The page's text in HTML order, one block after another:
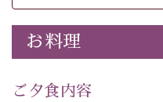
まで）」をご利用くださ
上諏訪温泉しんゆでは、
意しております。
お料理
ご夕食内容